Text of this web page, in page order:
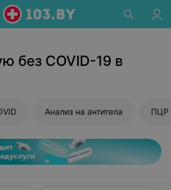
без COVID-19 в
Анализ на антитела ПЦР